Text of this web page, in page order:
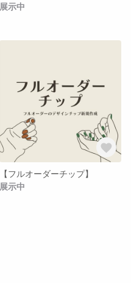
展示中
【フルオーダーチップ】
展示中